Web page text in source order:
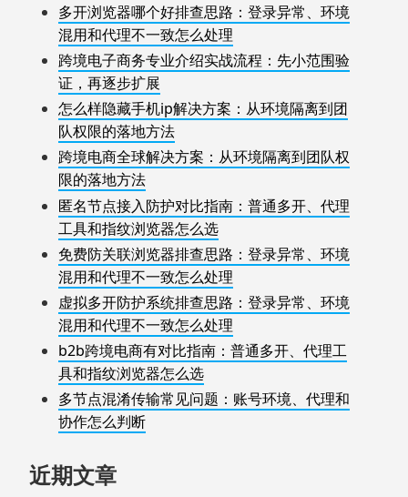
多开浏览器哪个好排查思路：登录异常、环境
混用和代理不一致怎么处理
跨境电子商务专业介绍实战流程：先小范围验
证，再逐步扩展
怎么样隐藏手机ip解决方案：从环境隔离到团
队权限的落地方法
跨境电商全球解决方案：从环境隔离到团队权
限的落地方法
匿名节点接入防护对比指南：普通多开、代理
工具和指纹浏览器怎么选
免费防关联浏览器排查思路：登录异常、环境
混用和代理不一致怎么处理
虚拟多开防护系统排查思路：登录异常、环境
混用和代理不一致怎么处理
b2b跨境电商有对比指南：普通多开、代理工
具和指纹浏览器怎么选
多节点混淆传输常见问题：账号环境、代理和
协作怎么判断
近期文章